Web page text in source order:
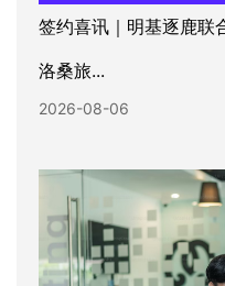
签约喜讯｜明基逐鹿联
洛桑旅...
2026-08-06